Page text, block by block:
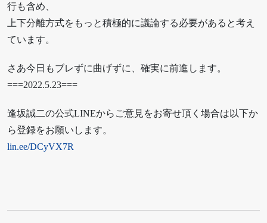
行も含め、
上下分離方式をもっと積極的に議論する必要があると考え
ています。
さあ今日もブレずに曲げずに、確実に前進します。
===2022.5.23===
逢坂誠二の公式LINEからご意見をお寄せ頂く場合は以下か
ら登録をお願いします。
lin.ee/DCyVX7R